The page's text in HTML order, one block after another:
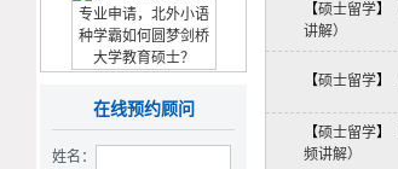
均分90+斩获【香港大学】
商科Offer
在线预约顾问
姓名：
【硕士留学】
讲解）
【硕士留学】
【硕士留学】
频讲解）